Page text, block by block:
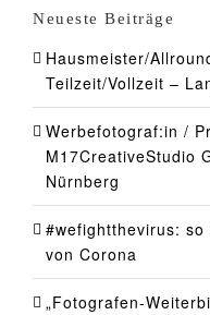
Neueste Beiträge
Hausmeister/
Teilzeit/Vollzeit –
Werbefotograf:in /
M17CreativeStudio
Nürnberg
#wefightthevirus:
von Corona
„Fotografen-